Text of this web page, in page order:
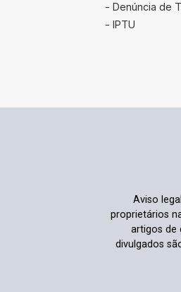
- Denúncia de
- IPTU
Aviso
proprietários
artigos de
divulgados